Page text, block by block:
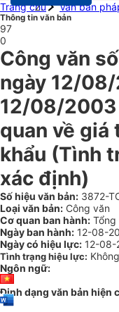
Trang chủ
Văn bản
Thông tin văn bản
97
0
Công văn
ngày 12/
12/08/2003
quan về giá
khẩu (Tình
xác định)
Số hiệu văn bản: 3872-
Loại văn bản: Công văn
Cơ quan ban hành: Tổng
Ngày ban hành: 12-08-
Ngày có hiệu lực: 12-08-
Tình trạng hiệu lực:
Ngôn ngữ:
Định dạng văn bản hiện